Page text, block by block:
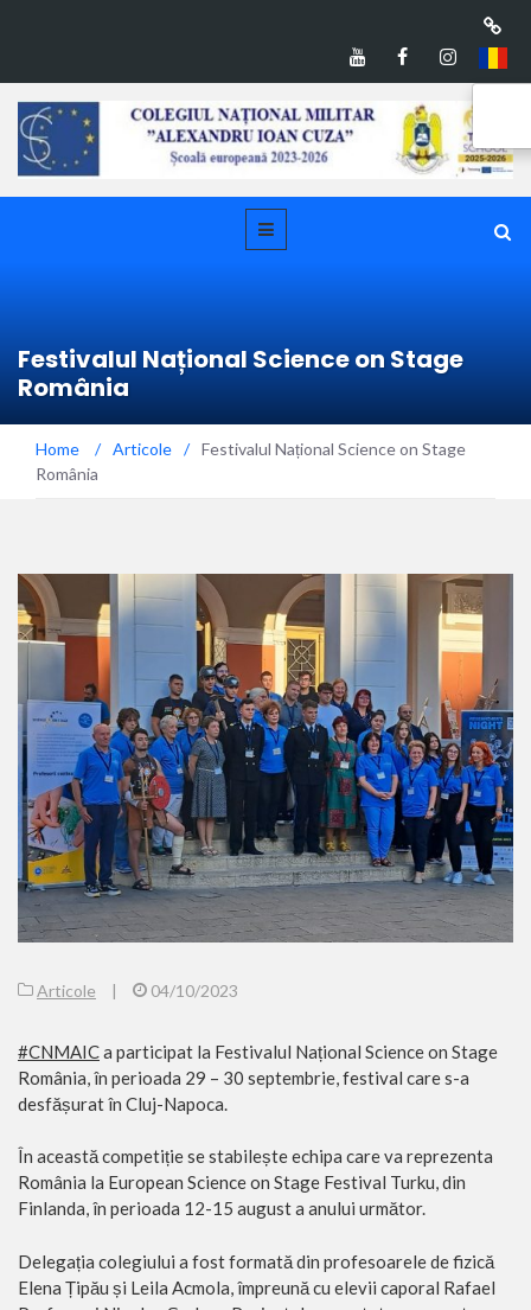
Festivalul Național Science on Stage
România
Home / Articole / Festivalul Național Science on Stage
România
Articole | 04/10/2023
#CNMAICa participat la Festivalul Național Science on Stage
România, în perioada 29 – 30 septembrie, festival care s-a
desfășurat în Cluj-Napoca.
În această competiție se stabilește echipa care va reprezenta
România la European Science on Stage Festival Turku, din
Finlanda, în perioada 12-15 august a anului următor.
Delegația colegiului a fost formată din profesoarele de fizică
Elena Țipău și Leila Acmola, împreună cu elevii caporal Rafael